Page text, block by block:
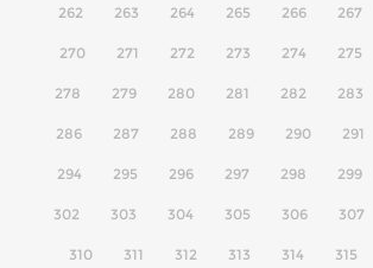
262 263 264 265 266 267
270 271 272 273 274 275
278 279 280 281 282 283
286 287 288 289 290 291
294 295 296 297 298 299
302 303 304 305 306 307
310 311 312 313 314 315